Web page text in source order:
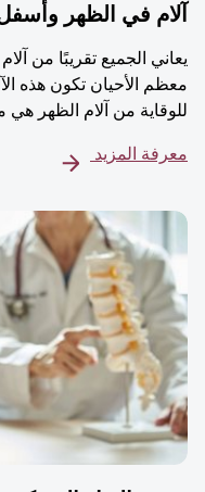
آلام في الظهر
يعاني الجميع تقريبًا من
معظم الأحيان تكون هذه
للوقاية من آلام الظهر هي
معرفة المزيد